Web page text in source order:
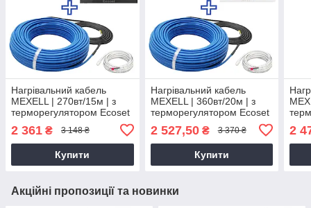
Нагрівальний кабель
MEXELL | 270вт/15м | з
терморегулятором Ecoset
2 361 ₴ 3 148 ₴
Купити
Нагрівальний кабель
MEXELL | 360вт/20м | з
терморегулятором Ecoset
2 527,50₴ 3 370 ₴
Купити
2
Акційні пропозиції та новинки